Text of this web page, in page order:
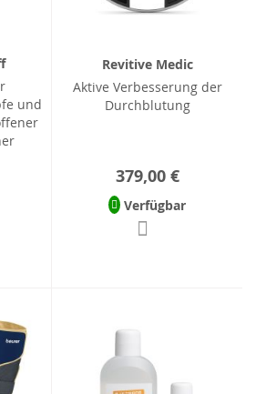
und
Revitive Medic
Aktive Verbesserung der
Durchblutung
379,00 €
Verfügbar